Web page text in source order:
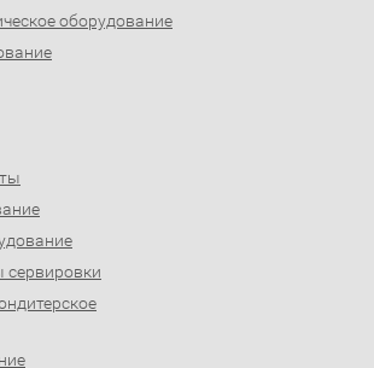
оборудование
сервировки